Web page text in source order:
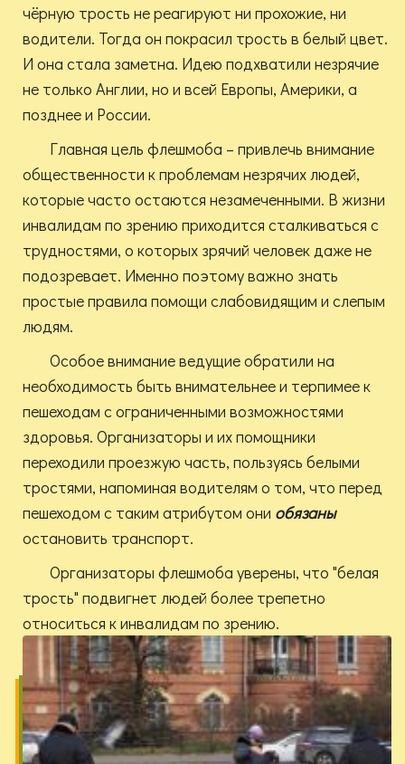
чёрную трость не реагируют ни прохожие, ни
водители. Тогда он покрасил трость в белый цвет.
И она стала заметна. Идею подхватили незрячие
не только Англии, но и всей Европы, Америки, а
позднее и России.
Главная цель флешмоба – привлечь внимание
общественности к проблемам незрячих людей,
которые часто остаются незамеченными. В жизни
инвалидам по зрению приходится сталкиваться с
трудностями, о которых зрячий человек даже не
подозревает. Именно поэтому важно знать
простые правила помощи слабовидящим и слепым
людям.
Особое внимание ведущие обратили на
необходимость быть внимательнее и терпимее к
пешеходам с ограниченными возможностями
здоровья. Организаторы и их помощники
переходили проезжую часть, пользуясь белыми
тростями, напоминая водителям о том, что перед
пешеходом с таким атрибутом они обязаны
остановить транспорт.
Организаторы флешмоба уверены, что "белая
трость" подвигнет людей более трепетно
относиться к инвалидам по зрению.